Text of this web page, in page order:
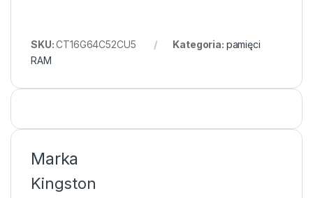
SKU:CT16G64C52CU5 Kategoria: pamięci
RAM
Marka
Kingston